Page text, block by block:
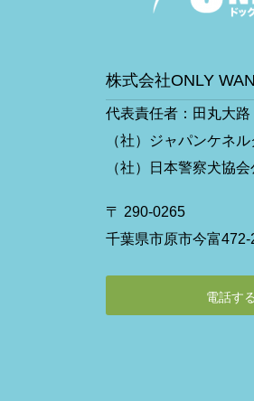
株式会社ONLY WAN
代表責任者：田丸大路
（社）ジャパンケネ
（社）日本警察犬協
〒 290-0265
千葉県市原市今富472-
電話す